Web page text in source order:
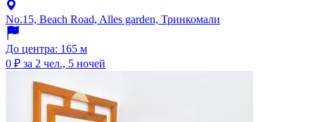
No.15, Beach Road, Alles garden, Тринкомали
До центра: 165 м
0 ₽ за 2 чел., 5 ночей